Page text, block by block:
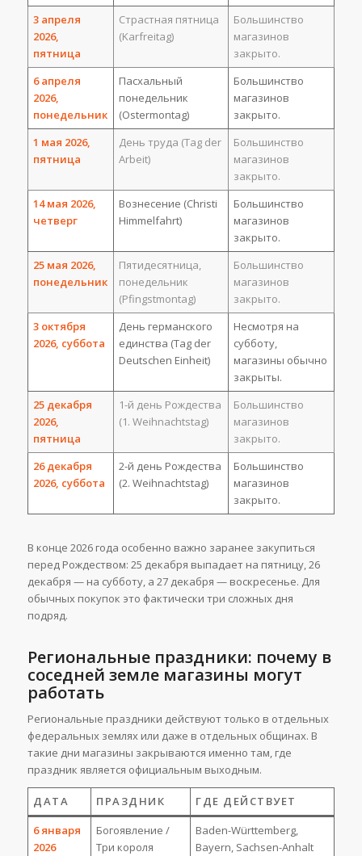
3 апреля
2026,
пятница
Страстная пятница
(Karfreitag)
Большинство
магазинов
закрыто.
6 апреля
2026,
понедельник
Пасхальный
понедельник
(Ostermontag)
Большинство
магазинов
закрыто.
1 мая 2026,
пятница
День труда (Tag der
Arbeit)
Большинство
магазинов
закрыто.
14 мая 2026,
четверг
Вознесение (Christi
Himmelfahrt)
Большинство
магазинов
закрыто.
25 мая 2026,
понедельник
Пятидесятница,
понедельник
(Pfingstmontag)
Большинство
магазинов
закрыто.
3 октября
2026, суббота
День германского
единства (Tag der
Deutschen Einheit)
Несмотря на
субботу,
магазины обычно
закрыты.
25 декабря
2026,
пятница
1-й день Рождества
(1. Weihnachtstag)
Большинство
магазинов
закрыто.
26 декабря
2026, суббота
2-й день Рождества
(2. Weihnachtstag)
Большинство
магазинов
закрыто.
В конце 2026 года особенно важно заранее закупиться
перед Рождеством: 25 декабря выпадает на пятницу, 26
декабря — на субботу, а 27 декабря — воскресенье. Для
обычных покупок это фактически три сложных дня
подряд.
Региональные праздники: почему в
соседней земле магазины могут
работать
Региональные праздники действуют только в отдельных
федеральных землях или даже в отдельных общинах. В
такие дни магазины закрываются именно там, где
праздник является официальным выходным.
ДАТА ПРАЗДНИК
ГДЕ ДЕЙСТВУЕТ
6 января
2026
Богоявление /
Три короля
Baden-Württemberg,
Bayern, Sachsen-Anhalt